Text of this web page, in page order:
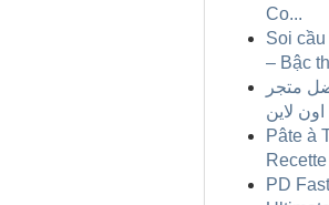
Co...
Soi
– Bậc
متجر
لاين
Pâte à
PD